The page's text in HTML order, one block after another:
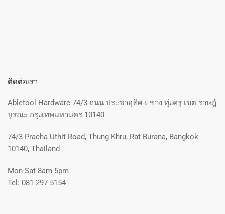
ติดต่อเรา
Abletool Hardware 74/3 ถนน ประชาอุทิศ แขวง ทุ่งครุ เขต ราษฎ์
บูรณะ กรุงเทพมหานคร 10140
74/3 Pracha Uthit Road, Thung Khru, Rat Burana, Bangkok
10140, Thailand
Mon-Sat 8am-5pm
Tel: 081 297 5154